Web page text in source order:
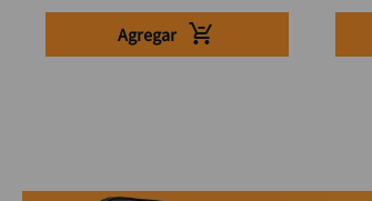
Agregar